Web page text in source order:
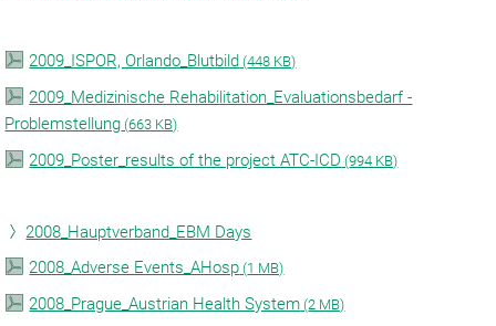
2009_ISPOR, Orlando_Blutbild (448 KB)
2009_Medizinische Rehabilitation_Evaluationsbedarf -
Problemstellung (663 KB)
2009_Poster_results of the project ATC-ICD (994 KB)
2008_Hauptverband_EBM Days
2008_Adverse Events_AHosp (1 MB)
2008_Prague_Austrian Health System (2 MB)